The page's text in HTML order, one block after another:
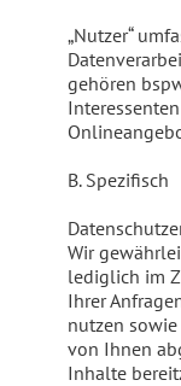
„Nutzer“
gehören
B. Spezifisch
Wir
lediglich im
Ihrer
nutzen
von Ihnen
Inhalte